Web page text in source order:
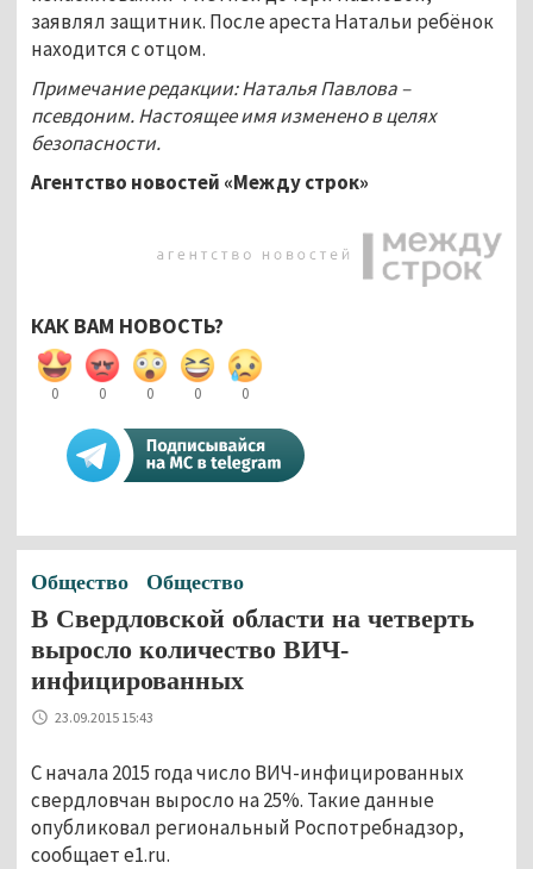
заявлял защитник. После ареста Натальи ребёнок
находится с отцом.
Примечание редакции: Наталья Павлова –
псевдоним. Настоящее имя изменено в целях
безопасности.
Агентство новостей «Между строк»
КАК ВАМ НОВОСТЬ?
0 0 0 0 0
Общество Общество
В Свердловской области на четверть
выросло количество ВИЧ-
инфицированных
23.09.2015 15:43
С начала 2015 года число ВИЧ-инфицированных
свердловчан выросло на 25%. Такие данные
опубликовал региональный Роспотребнадзор,
сообщает e1.ru.